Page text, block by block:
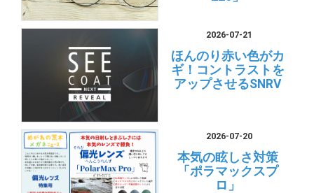
2026-07-21
ほんのり赤い色がカ
ギ！コントラストを
アップさせるSNRV
2026-07-20
本気の眩しさ対策
「ポラマックスプ
ロ」